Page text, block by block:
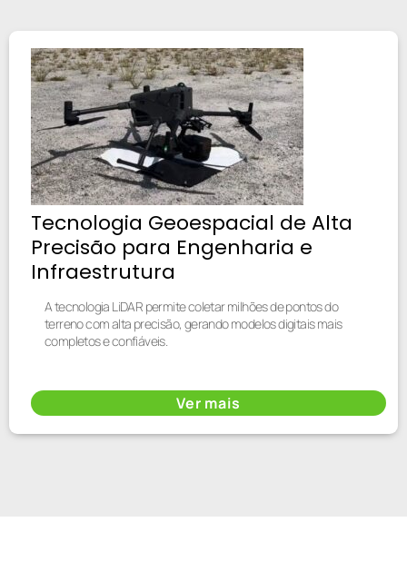
Tecnologia Geoespacial de Alta
Precisão para Engenharia e
Infraestrutura
A tecnologia LiDAR permite coletar milhões de pontos do
terreno com alta precisão, gerando modelos digitais mais
completos e confiáveis.
Ver mais